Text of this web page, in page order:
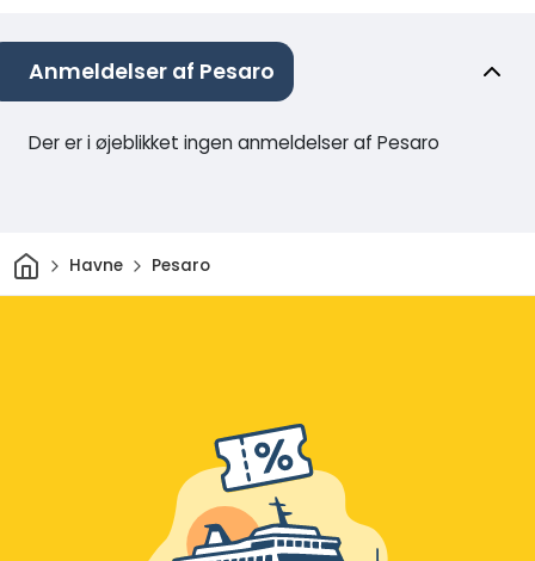
Anmeldelser af Pesaro
Der er i øjeblikket ingen anmeldelser af Pesaro
HjemHavne Pesaro